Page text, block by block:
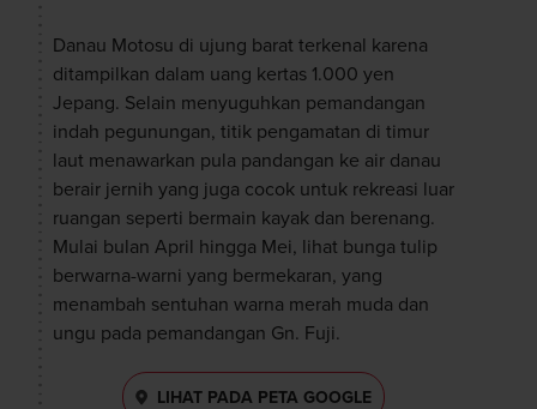
Danau Motosu di ujung barat terkenal karena
ditampilkan dalam uang kertas 1.000 yen
Jepang. Selain menyuguhkan pemandangan
indah pegunungan, titik pengamatan di timur
laut menawarkan pula pandangan ke air danau
berair jernih yang juga cocok untuk rekreasi luar
ruangan seperti bermain kayak dan berenang.
Mulai bulan April hingga Mei, lihat bunga tulip
berwarna-warni yang bermekaran, yang
menambah sentuhan warna merah muda dan
ungu pada pemandangan Gn. Fuji.
LIHAT PADA PETA GOOGLE